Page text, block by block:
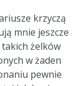
krzyczą
mnie jeszcze
takich żelków
w żaden
pewnie